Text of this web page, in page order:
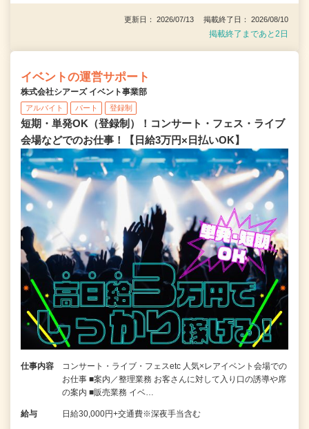
更新日： 2026/07/13 掲載終了日： 2026/08/10
掲載終了まであと2日
イベントの運営サポート
株式会社シアーズ イベント事業部
アルバイト パート 登録制
短期・単発OK（登録制）！コンサート・フェス・ライブ
会場などでのお仕事！【日給3万円×日払いOK】
仕事内容
コンサート・ライブ・フェスetc 人気×レアイベント会場での
お仕事 ■案内／整理業務 お客さんに対して入り口の誘導や席
の案内 ■販売業務 イベ…
給与 日給30,000円+交通費※深夜手当含む